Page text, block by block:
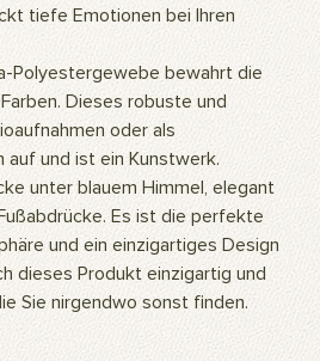
tiefe Emotionen bei Ihren
Polyestergewebe bewahrt die
Dieses robuste und
oder als
auf und ist ein Kunstwerk.
unter blauem Himmel, elegant
Es ist die perfekte
und ein einzigartiges Design
dieses Produkt einzigartig und
Sie nirgendwo sonst finden.